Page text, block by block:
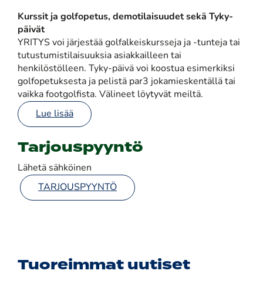
Kurssit ja golfopetus, demotilaisuudet sekä Tyky-
päivät
YRITYS voi järjestää golfalkeiskursseja ja -tunteja tai
tutustumistilaisuuksia asiakkailleen tai
henkilöstölleen. Tyky-päivä voi koostua esimerkiksi
golfopetuksesta ja pelistä par3 jokamieskentällä tai
vaikka footgolfista. Välineet löytyvät meiltä.
Lue lisää
Tarjouspyyntö
Lähetä sähköinen
TARJOUSPYYNTÖ
Tuoreimmat uutiset